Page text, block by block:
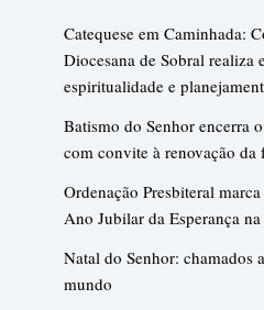
Catequese em Caminhada:
Diocesana de Sobral realiza
espiritualidade e
Batismo do Senhor encerra
com convite à renovação da
Ordenação Presbiteral
Ano Jubilar da Esperança
Natal do Senhor: chamados
mundo